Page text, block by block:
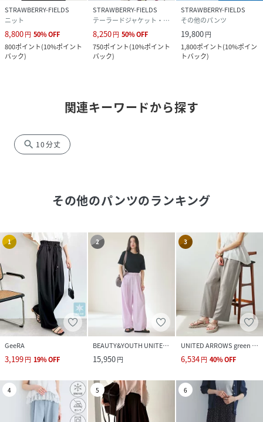
STRAWBERRY-FIELDS
ニット
8,800円 50%OFF
800ポイント(10%ポイント
バック)
STRAWBERRY-FIELDS
テーラードジャケット・ブレザー
8,250円 50%OFF
750ポイント(10%ポイント
バック)
STRAWBERRY-FIELDS
その他のパンツ
19,800円
1,800ポイント(10%ポイン
トバック)
関連キーワードから探す
search 10分丈
その他のパンツのランキング
1
GeeRA
3,199円 19%OFF
2
BEAUTY&YOUTH UNITED ARROWS
15,950円
3
UNITED ARROWS green label relaxing
6,534円 40%OFF
4 5 6